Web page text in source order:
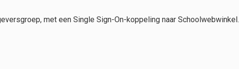
met een Single Sign-On-koppeling naar Schoolwebwinkel.